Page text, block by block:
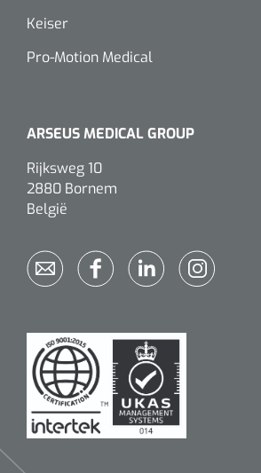
Keiser
Pro-Motion Medical
ARSEUS MEDICAL GROUP
Rijksweg 10
2880 Bornem
België